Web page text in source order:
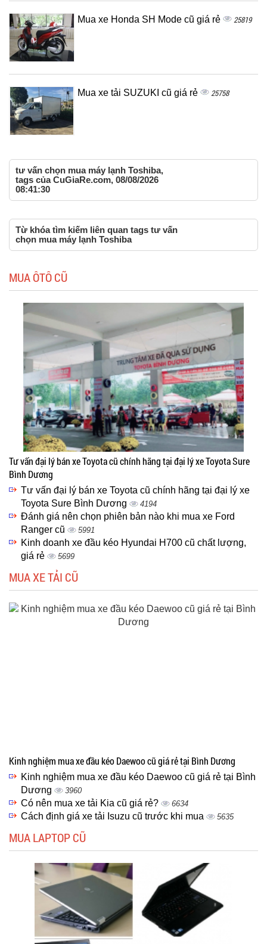
Mua xe Honda SH Mode cũ giá rẻ 25819
Mua xe tải SUZUKI cũ giá rẻ 25758
tư vấn chọn mua máy lạnh Toshiba,
tags của CuGiaRe.com, 08/08/2026
08:41:30
Từ khóa tìm kiếm liên quan tags tư vấn
chọn mua máy lạnh Toshiba
MUA ÔTÔ CŨ
Tư vấn đại lý bán xe Toyota cũ chính hãng tại đại lý xe Toyota Sure
Bình Dương
Tư vấn đại lý bán xe Toyota cũ chính hãng tại đại lý xe
Toyota Sure Bình Dương
4194
Đánh giá nên chọn phiên bản nào khi mua xe Ford
Ranger cũ
5991
Kinh doanh xe đầu kéo Hyundai H700 cũ chất lượng,
giá rẻ
5699
MUA XE TẢI CŨ
Kinh nghiệm mua xe đầu kéo Daewoo cũ giá rẻ tại Bình Dương
Kinh nghiệm mua xe đầu kéo Daewoo cũ giá rẻ tại Bình
Dương
3960
Có nên mua xe tải Kia cũ giá rẻ? 6634
Cách định giá xe tải Isuzu cũ trước khi mua 5635
MUA LAPTOP CŨ